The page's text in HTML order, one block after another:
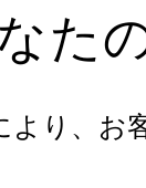
た
り、お